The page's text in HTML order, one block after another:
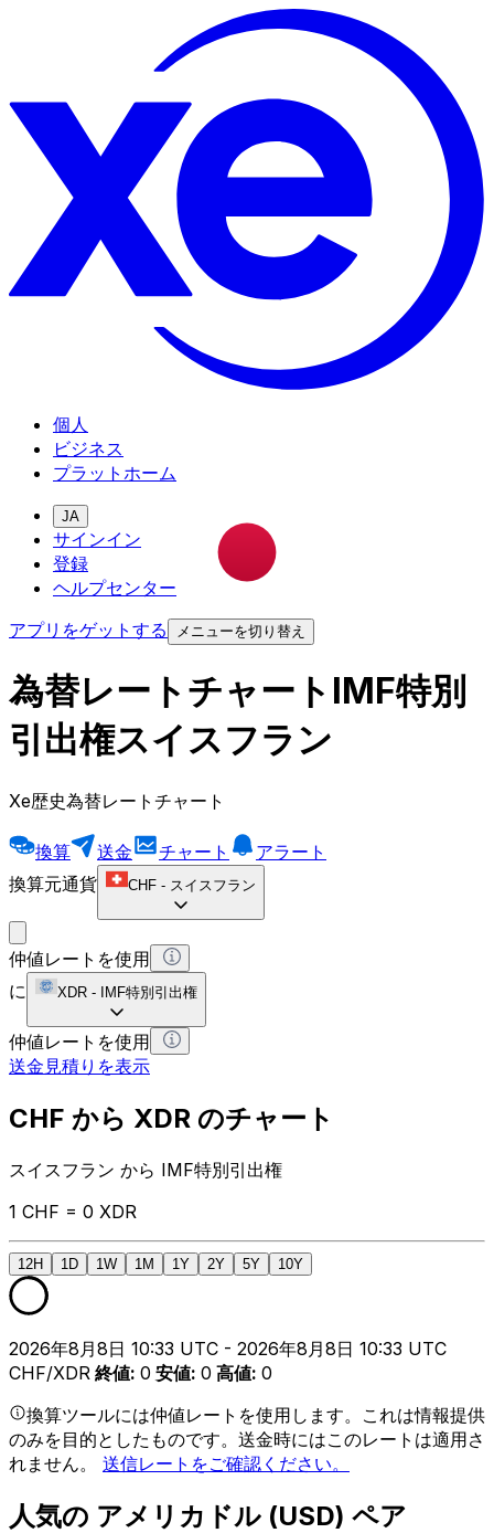
個人
ビジネス
プラットホーム
JA
サインイン
登録
ヘルプセンター
アプリをゲットする
メニューを切り替え
為替レートチャートIMF特別
引出権スイスフラン
Xe歴史為替レートチャート
換算 送金 チャート
アラート
換算元通貨
CHF - スイスフラン
仲値レートを使用
に
XDR - IMF特別引出権
仲値レートを使用
送金見積りを表示
CHF から XDR のチャート
スイスフラン から IMF特別引出権
1 CHF = 0 XDR
12H 1D 1W 1M 1Y 2Y 5Y 10Y
2026年8月8日 10:33 UTC - 2026年8月8日 10:33 UTC
CHF/XDR 終値: 0 安値: 0 高値: 0
換算ツールには仲値レートを使用します。これは情報提供
のみを目的としたものです。送金時にはこのレートは適用さ
れません。 送信レートをご確認ください。
人気の アメリカドル (USD) ペア